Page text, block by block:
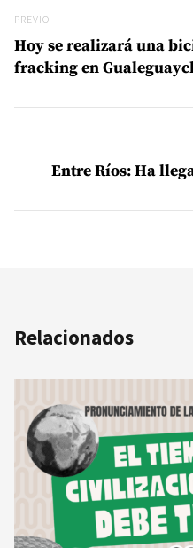
Previo
PREVIO
Hoy se realizará una
fracking en
Entre Ríos: Ha
Relacionados